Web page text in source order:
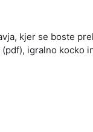
kjer se boste
igralno kocko